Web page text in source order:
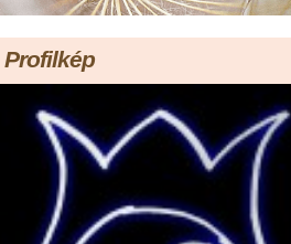
Profilkép